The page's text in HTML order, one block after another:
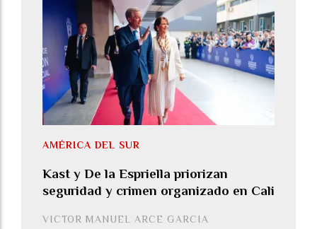
Kast y De la Espriella priorizan
seguridad y crimen organizado en Cali
VICTOR MANUEL ARCE GARCIA
AMÉRICA DEL SUR